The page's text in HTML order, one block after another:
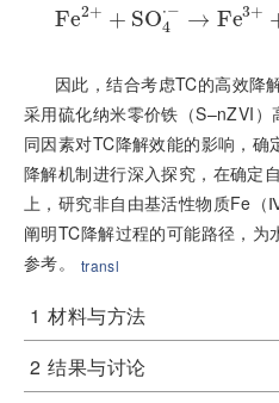
Fe2+ + SO⋅−
4
→ Fe3+
Fe2++ SO 4⋅−→F
因此，结合考虑TC的高效降
采用硫化纳米零价铁（S–nZVI
同因素对TC降解效能的影响，
降解机制进行深入探究，在确定
上，研究非自由基活性物质Fe（
阐明TC降解过程的可能路径，
参考。
transl
1 材料与方法
2 结果与讨论